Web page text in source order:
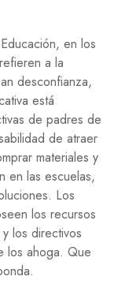
en los
a la
desconfianza,
está
de padres de
de atraer
materiales y
en las escuelas,
Los
los recursos
los directivos
los ahoga. Que